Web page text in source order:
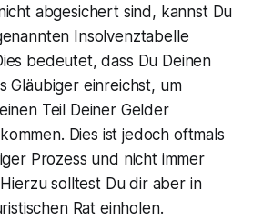
abgesichert sind, kannst Du
Insolvenztabelle
bedeutet, dass Du Deinen
Gläubiger einreichst, um
Teil Deiner Gelder
Dies ist jedoch oftmals
Prozess und nicht immer
solltest Du dir aber in
Rat einholen.